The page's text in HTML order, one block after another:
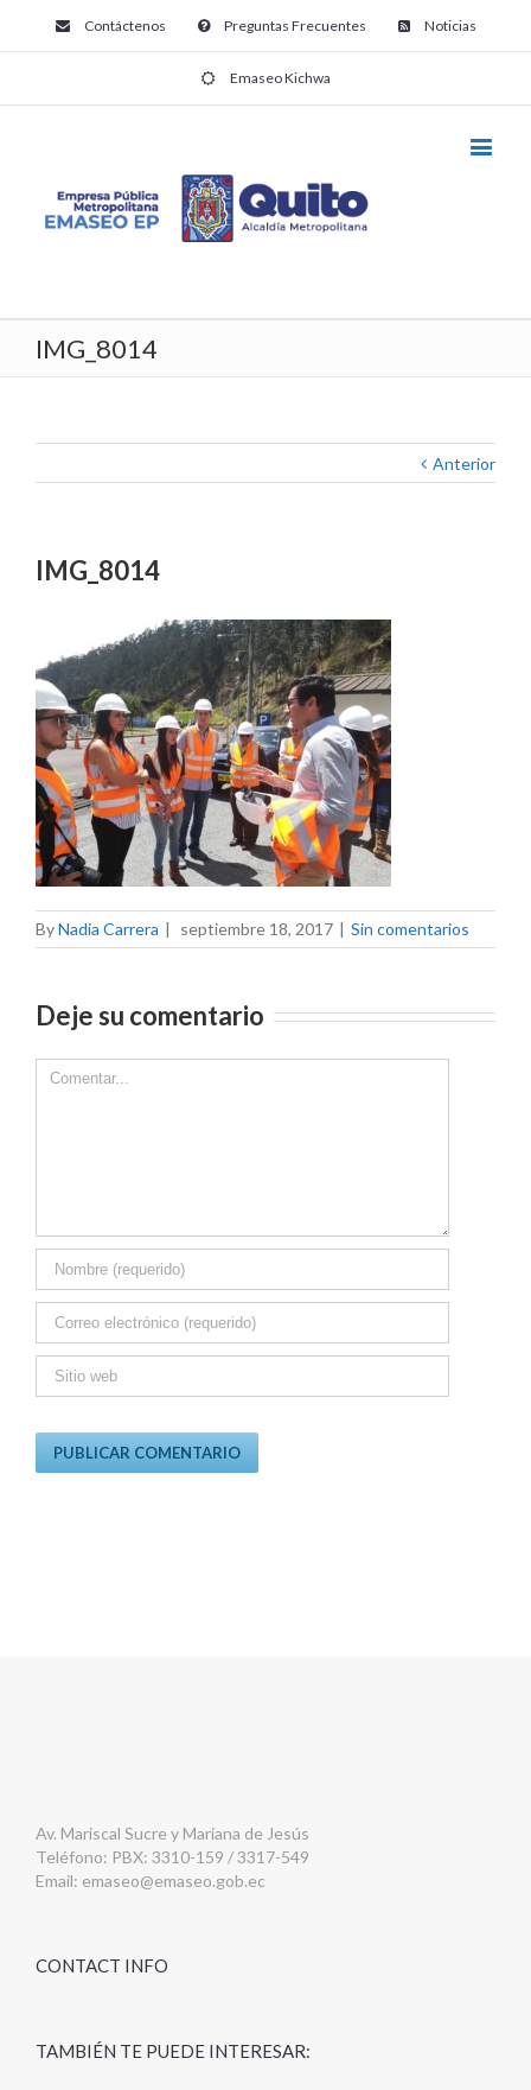
Contáctenos Preguntas Frecuentes Noticias
Emaseo Kichwa
IMG_8014
Anterior
IMG_8014
ByNadia Carrera | septiembre 18, 2017 | Sin comentarios
Deje su comentario
Comment
Av. Mariscal Sucre y Mariana de Jesús
Teléfono: PBX: 3310-159 / 3317-549
Email: emaseo@emaseo.gob.ec
CONTACT INFO
TAMBIÉN TE PUEDE INTERESAR: